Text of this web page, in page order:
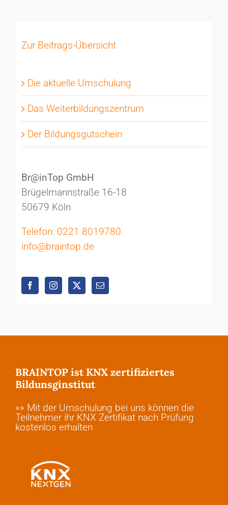
Zur Beitrags-Übersicht
Die aktuelle Umschulung
Das Weiterbildungszentrum
Der Bildungsgutschein
Br@inTop GmbH
Brügelmannstraße 16-18
50679 Köln
Telefon: 0221 8019780
info@braintop.de
BRAINTOP ist KNX zertifiziertes
Bildunsginstitut
»» Mit der Umschulung bei uns können die
Teilnehmer ihr KNX Zertifikat nach Prüfung
kostenlos erhalten